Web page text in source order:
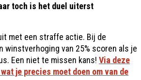
toch is het duel uiterst
met een straffe actie. Bij de
winstverhoging van 25% scoren als je
Een niet te missen kans! Via deze
je precies moet doen om van de